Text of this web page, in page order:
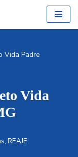
Vida Padre
Vida
, REAJE